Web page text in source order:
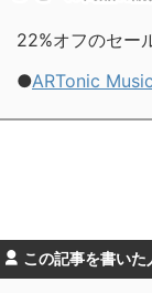
22%オフのセー
●ARTonic
この記事を書いた